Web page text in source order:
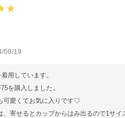
08/19
用しています。
を購入しました。
可愛くてお気に入りです♡
、寄せるとカップからはみ出るので1サイ